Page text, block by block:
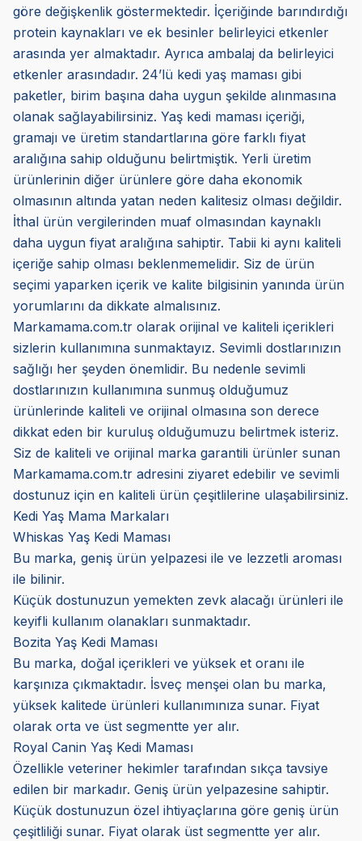
göre değişkenlik göstermektedir. İçeriğinde barındırdığı
protein kaynakları ve ek besinler belirleyici etkenler
arasında yer almaktadır. Ayrıca ambalaj da belirleyici
etkenler arasındadır. 24’lü kedi yaş maması gibi
paketler, birim başına daha uygun şekilde alınmasına
olanak sağlayabilirsiniz. Yaş kedi maması içeriği,
gramajı ve üretim standartlarına göre farklı fiyat
aralığına sahip olduğunu belirtmiştik. Yerli üretim
ürünlerinin diğer ürünlere göre daha ekonomik
olmasının altında yatan neden kalitesiz olması değildir.
İthal ürün vergilerinden muaf olmasından kaynaklı
daha uygun fiyat aralığına sahiptir. Tabii ki aynı kaliteli
içeriğe sahip olması beklenmemelidir. Siz de ürün
seçimi yaparken içerik ve kalite bilgisinin yanında ürün
yorumlarını da dikkate almalısınız.
Markamama.com.tr olarak orijinal ve kaliteli içerikleri
sizlerin kullanımına sunmaktayız. Sevimli dostlarınızın
sağlığı her şeyden önemlidir. Bu nedenle sevimli
dostlarınızın kullanımına sunmuş olduğumuz
ürünlerinde kaliteli ve orijinal olmasına son derece
dikkat eden bir kuruluş olduğumuzu belirtmek isteriz.
Siz de kaliteli ve orijinal marka garantili ürünler sunan
Markamama.com.tr adresini ziyaret edebilir ve sevimli
dostunuz için en kaliteli ürün çeşitlilerine ulaşabilirsiniz.
Kedi Yaş Mama Markaları
Whiskas Yaş Kedi Maması
Bu marka, geniş ürün yelpazesi ile ve lezzetli aroması
ile bilinir.
Küçük dostunuzun yemekten zevk alacağı ürünleri ile
keyifli kullanım olanakları sunmaktadır.
Bozita Yaş Kedi Maması
Bu marka, doğal içerikleri ve yüksek et oranı ile
karşınıza çıkmaktadır. İsveç menşei olan bu marka,
yüksek kalitede ürünleri kullanımınıza sunar. Fiyat
olarak orta ve üst segmentte yer alır.
Royal Canin Yaş Kedi Maması
Özellikle veteriner hekimler tarafından sıkça tavsiye
edilen bir markadır. Geniş ürün yelpazesine sahiptir.
Küçük dostunuzun özel ihtiyaçlarına göre geniş ürün
çeşitliliği sunar. Fiyat olarak üst segmentte yer alır.